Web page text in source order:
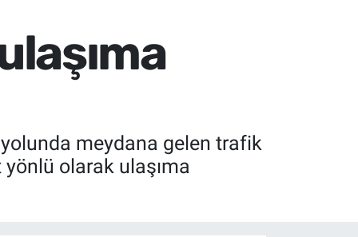
meydana gelen trafik
olarak ulaşıma